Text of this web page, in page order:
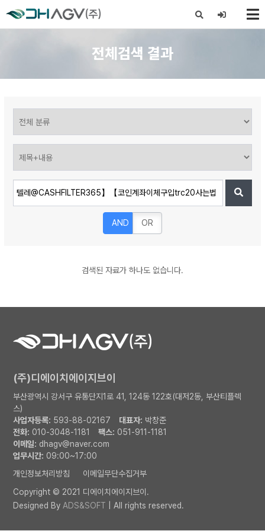
전체검색 결과
AND OR
검색된 자료가 하나도 없습니다.
(주)디에이치에이지브이
부산광역시 강서구 유통단지1로 41, 124동 122호(대저2동, 부산티플렉
스)
사업자등록: 593-88-02167 대표자: 박창준
전화: 010-3048-1181 팩스: 051-911-1181
이메일: dhagv@naver.com
업무시간: 09:00~17:00
개인정보처리방침
이메일무단수집거부
Copyright © 2021 디에이치에이지브이.
Designed By ADS&SOFT | All rights reserved.